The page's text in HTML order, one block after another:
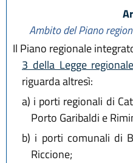
Ambito del Piano
Il Piano regionale
3 della Legge
riguarda altresì:
a) i porti regionali di
Porto Garibaldi e
b) i porti comunali di
Riccione;